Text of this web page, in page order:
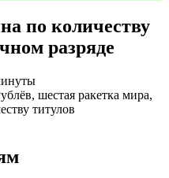
по количеству
разряде
шестая ракетка мира,
титулов